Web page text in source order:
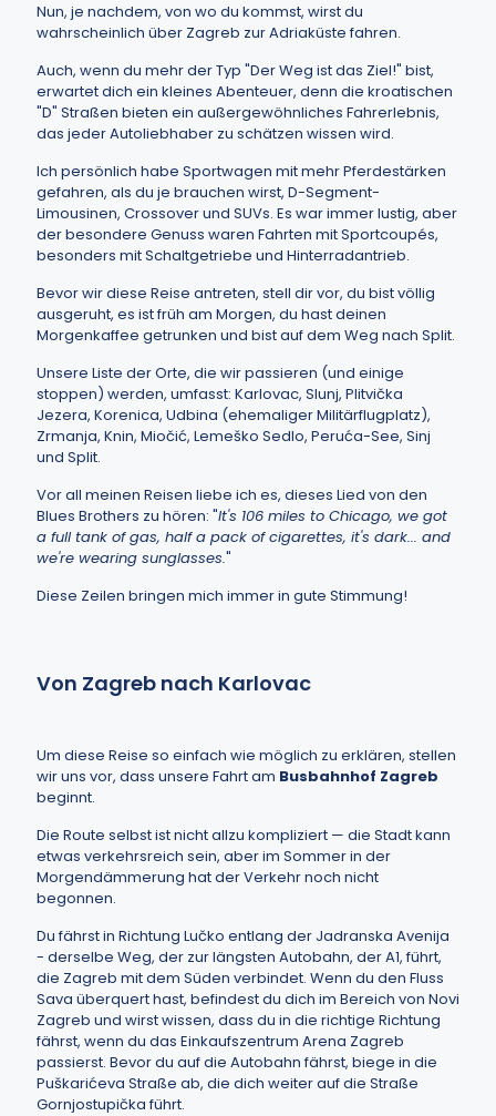
Nun, je nachdem, von wo du kommst, wirst du
wahrscheinlich über Zagreb zur Adriaküste fahren.
Auch, wenn du mehr der Typ "Der Weg ist das Ziel!" bist,
erwartet dich ein kleines Abenteuer, denn die kroatischen
"D" Straßen bieten ein außergewöhnliches Fahrerlebnis,
das jeder Autoliebhaber zu schätzen wissen wird.
Ich persönlich habe Sportwagen mit mehr Pferdestärken
gefahren, als du je brauchen wirst, D-Segment-
Limousinen, Crossover und SUVs. Es war immer lustig, aber
der besondere Genuss waren Fahrten mit Sportcoupés,
besonders mit Schaltgetriebe und Hinterradantrieb.
Bevor wir diese Reise antreten, stell dir vor, du bist völlig
ausgeruht, es ist früh am Morgen, du hast deinen
Morgenkaffee getrunken und bist auf dem Weg nach Split.
Unsere Liste der Orte, die wir passieren (und einige
stoppen) werden, umfasst: Karlovac, Slunj, Plitvička
Jezera, Korenica, Udbina (ehemaliger Militärflugplatz),
Zrmanja, Knin, Miočić, Lemeško Sedlo, Peruća-See, Sinj
und Split.
Vor all meinen Reisen liebe ich es, dieses Lied von den
Blues Brothers zu hören: "It's 106 miles to Chicago, we got
a full tank of gas, half a pack of cigarettes, it's dark... and
we're wearing sunglasses."
Diese Zeilen bringen mich immer in gute Stimmung!
Von Zagreb nach Karlovac
Um diese Reise so einfach wie möglich zu erklären, stellen
wir uns vor, dass unsere Fahrt am Busbahnhof Zagreb
beginnt.
Die Route selbst ist nicht allzu kompliziert — die Stadt kann
etwas verkehrsreich sein, aber im Sommer in der
Morgendämmerung hat der Verkehr noch nicht
begonnen.
Du fährst in Richtung Lučko entlang der Jadranska Avenija
- derselbe Weg, der zur längsten Autobahn, der A1, führt,
die Zagreb mit dem Süden verbindet. Wenn du den Fluss
Sava überquert hast, befindest du dich im Bereich von Novi
Zagreb und wirst wissen, dass du in die richtige Richtung
fährst, wenn du das Einkaufszentrum Arena Zagreb
passierst. Bevor du auf die Autobahn fährst, biege in die
Puškarićeva Straße ab, die dich weiter auf die Straße
Gornjostupička führt.